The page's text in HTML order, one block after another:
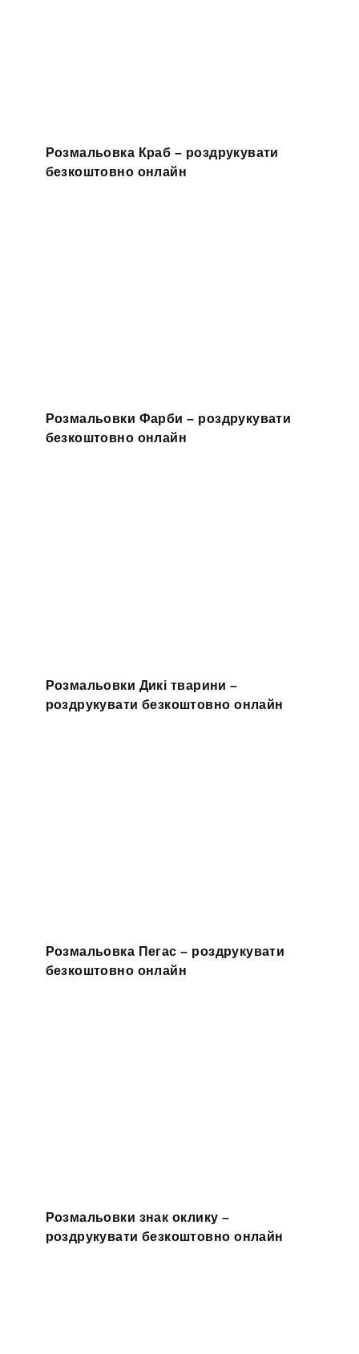
Розмальовка Краб – роздрукувати
безкоштовно онлайн
Розмальовки Фарби – роздрукувати
безкоштовно онлайн
Розмальовки Дикі тварини –
роздрукувати безкоштовно онлайн
Розмальовка Пегас – роздрукувати
безкоштовно онлайн
Розмальовки знак оклику –
роздрукувати безкоштовно онлайн